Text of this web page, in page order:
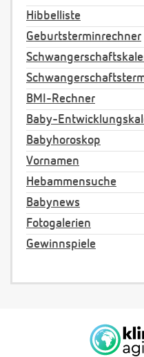
Hibbelliste
Geburtsterminrechner
BMI-Rechner
Baby-
Babyhoroskop
Vornamen
Hebammensuche
Babynews
Fotogalerien
Gewinnspiele